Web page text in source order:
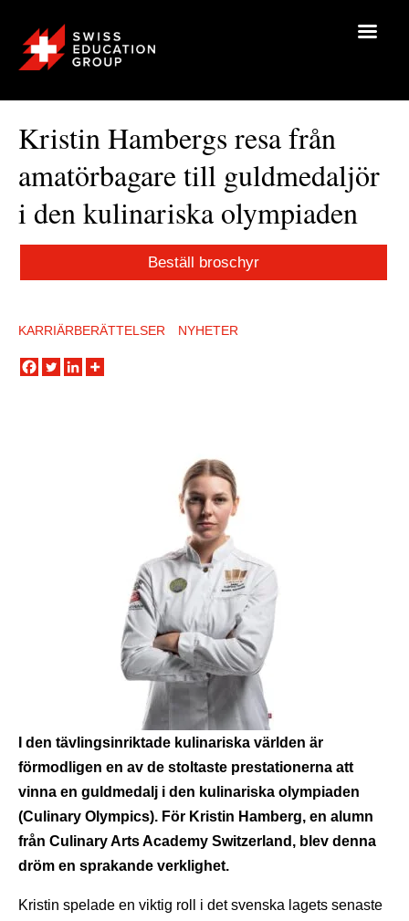
Kristin Hambergs resa från
amatörbagare till guldmedaljör
i den kulinariska olympiaden
Beställ broschyr
KARRIÄRBERÄTTELSER NYHETER
I den tävlingsinriktade kulinariska världen är
förmodligen en av de stoltaste prestationerna att
vinna en guldmedalj i den kulinariska olympiaden
(Culinary Olympics). För Kristin Hamberg, en alumn
från Culinary Arts Academy Switzerland, blev denna
dröm en sprakande verklighet.
Kristin spelade en viktig roll i det svenska lagets senaste